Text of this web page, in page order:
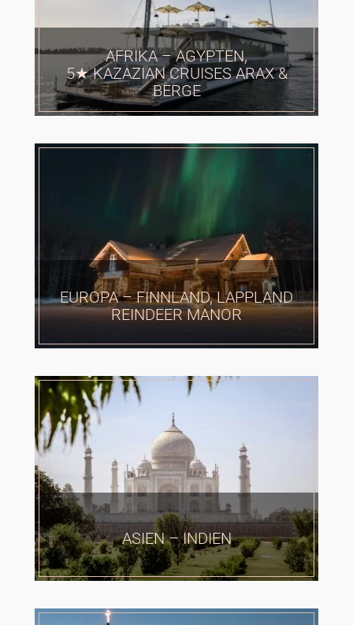
AFRIKA – AGYPTEN,
5★ KAZAZIAN CRUISES ARAX &
BERGE
EUROPA – FINNLAND, LAPPLAND
REINDEER MANOR
ASIEN – INDIEN